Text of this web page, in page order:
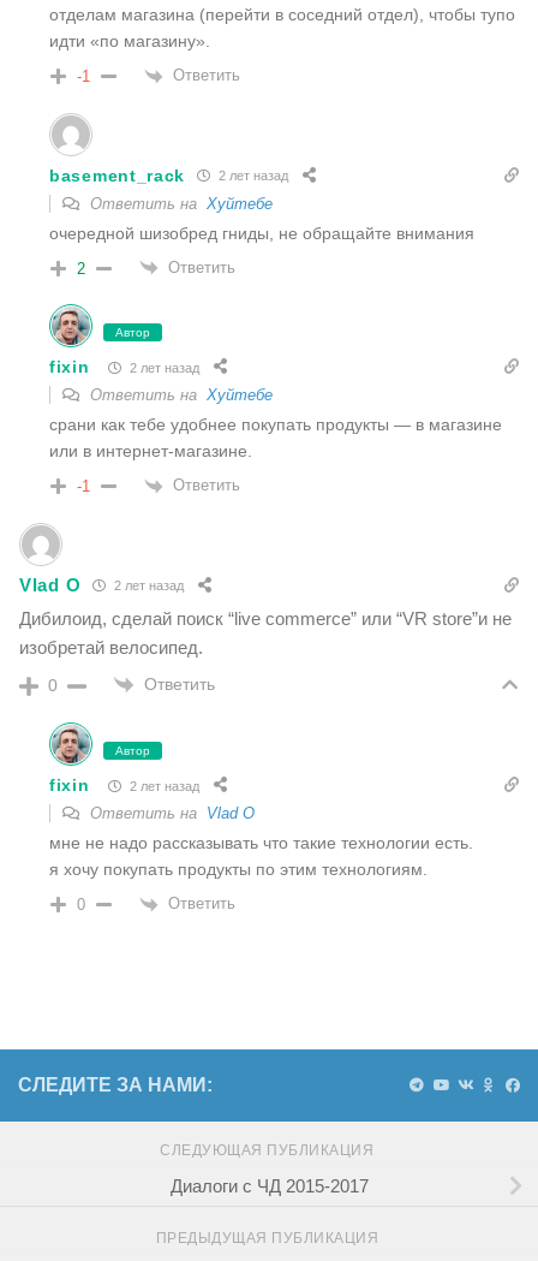
отделам магазина (перейти в соседний отдел), чтобы тупо
идти «по магазину».
-1 Ответить
basement_rack 2 лет назад
Ответить на Хуйтебе
очередной шизобред гниды, не обращайте внимания
2 Ответить
Автор
fixin 2 лет назад
Ответить на Хуйтебе
срани как тебе удобнее покупать продукты — в магазине
или в интернет-магазине.
-1 Ответить
Vlad O 2 лет назад
Дибилоид, сделай поиск “live commerce” или “VR store”и не
изобретай велосипед.
0 Ответить
Автор
fixin 2 лет назад
Ответить на Vlad O
мне не надо рассказывать что такие технологии есть.
я хочу покупать продукты по этим технологиям.
0 Ответить
СЛЕДИТЕ ЗА НАМИ:
СЛЕДУЮЩАЯ ПУБЛИКАЦИЯ
Диалоги с ЧД 2015-2017
ПРЕДЫДУЩАЯ ПУБЛИКАЦИЯ